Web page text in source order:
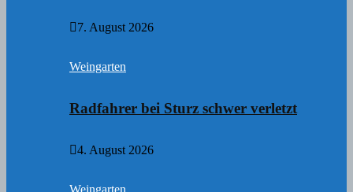
7. August 2026
Weingarten
Radfahrer bei Sturz schwer verletzt
4. August 2026
Weingarten